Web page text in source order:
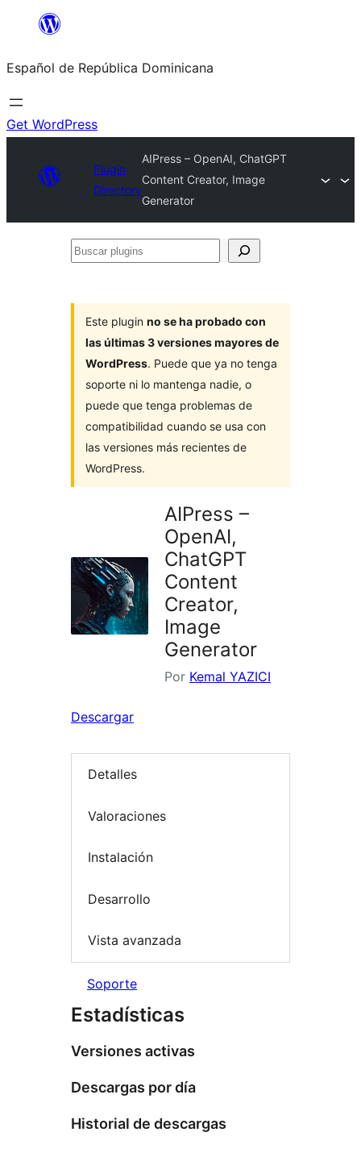
Saltar
contenido
Español de República Dominicana
Get WordPress
Plugin
Directory
AIPress – OpenAI, ChatGPT
Content Creator, Image
Generator
Buscar
Este plugin no se ha probado con
las últimas 3 versiones mayores de
WordPress. Puede que ya no tenga
soporte ni lo mantenga nadie, o
puede que tenga problemas de
compatibilidad cuando se usa con
las versiones más recientes de
WordPress.
AIPress –
OpenAI,
ChatGPT
Content
Creator,
Image
Generator
Por Kemal YAZICI
Descargar
Detalles
Valoraciones
Instalación
Desarrollo
Vista avanzada
Soporte
Estadísticas
Versiones activas
Descargas por día
Historial de descargas